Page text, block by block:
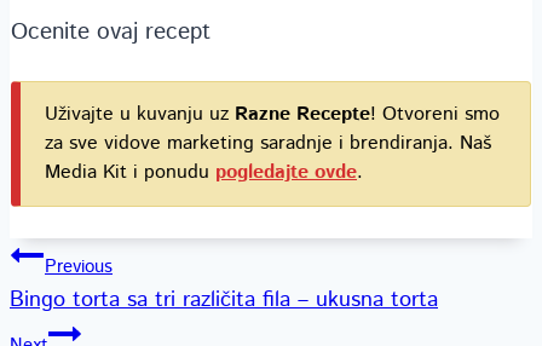
Ocenite ovaj recept
Uživajte u kuvanju uz Razne Recepte! Otvoreni smo
za sve vidove marketing saradnje i brendiranja. Naš
Media Kit i ponudu pogledajte ovde.
Kretanje
članka
Previous
Bingo torta sa tri različita fila – ukusna torta